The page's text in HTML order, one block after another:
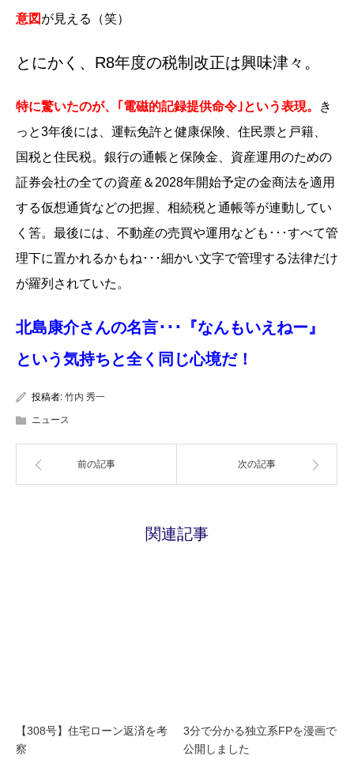
意図 が見える（笑）
とにかく、R8年度の税制改正は興味津々。
特に驚いたのが、｢電磁的記録提供命令｣という表現。
き
っと3年後には、運転免許と健康保険、住民票と戸籍、
国税と住民税。銀行の通帳と保険金、資産運用のための
証券会社の全ての資産＆2028年開始予定の金商法を適用
する仮想通貨などの把握、相続税と通帳等が連動してい
く筈。最後には、不動産の売買や運用なども･･･すべて管
理下に置かれるかもね･･･細かい文字で管理する法律だけ
が羅列されていた。
北島康介さんの名言･･･『なんもいえねー』
という気持ちと全く同じ心境だ！
投稿者: 竹内 秀一
ニュース
前の記事 次の記事
関連記事
【308号】住宅ローン返済を考
察
3分で分かる独立系FPを漫画で
公開しました